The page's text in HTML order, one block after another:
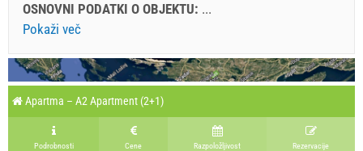
OSNOVNI PODATKI O OBJEKTU: ...
Pokaži več
Apartma – A2 Apartment (2+1)
Podrobnosti Cene Razpoložljivost Rezervacije